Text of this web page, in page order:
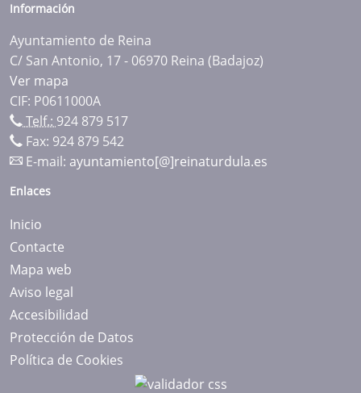
Información
Ayuntamiento de Reina
C/ San Antonio, 17 - 06970 Reina (Badajoz)
Ver mapa
CIF: P0611000A
Telf.: 924 879 517
Fax: 924 879 542
E-mail: ayuntamiento[@]reinaturdula.es
Enlaces
Inicio
Contacte
Mapa web
Aviso legal
Accesibilidad
Protección de Datos
Política de Cookies